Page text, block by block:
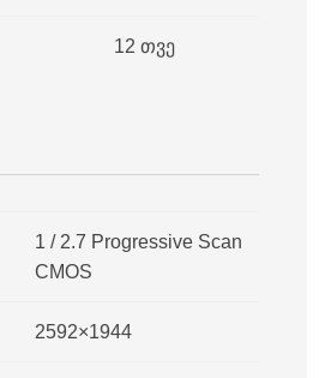
12 თვე
1 / 2.7 Progressive Scan
CMOS
2592×1944